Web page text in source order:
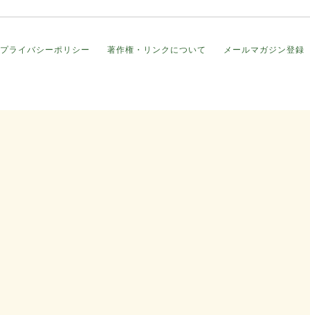
プライバシーポリシー 著作権・リンクについて メールマガジン登録